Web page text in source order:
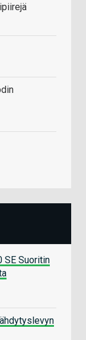
SE Suoritin